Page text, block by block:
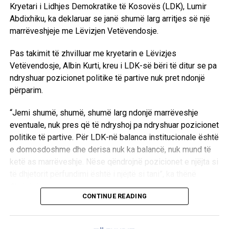
Kryetari i Lidhjes Demokratike të Kosovës (LDK), Lumir
Abdixhiku, ka deklaruar se janë shumë larg arritjes së një
marrëveshjeje me Lëvizjen Vetëvendosje.
Pas takimit të zhvilluar me kryetarin e Lëvizjes
Vetëvendosje, Albin Kurti, kreu i LDK-së bëri të ditur se pa
ndryshuar pozicionet politike të partive nuk pret ndonjë
përparim.
“Jemi shumë, shumë, shumë larg ndonjë marrëveshje
eventuale, nuk pres që të ndryshoj pa ndryshuar pozicionet
politike të partive. Për LDK-në balanca institucionale është
e domosdoshme dhe derisa nuk ka balancë, nuk mund të
ketë as marrëveshje. Nëse qëndrojnë pozicionet e njëjta si
Abdixhiku.
CONTINUE READING